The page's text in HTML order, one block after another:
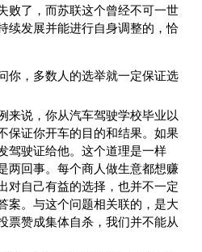
败了，而苏联这个曾经不可一世
续发展并能进行自身调整的，恰
你，多数人的选举就一定保证选
来说，你从汽车驾驶学校毕业以
保证你开车的目的和结果。如果
驾驶证给他。这个道理是一样
两回事。每个商人做生意都想赚
对自己有益的选择，也并不一定
案。与这个问题相关联的，是大
票赞成集体自杀，我们并不能从